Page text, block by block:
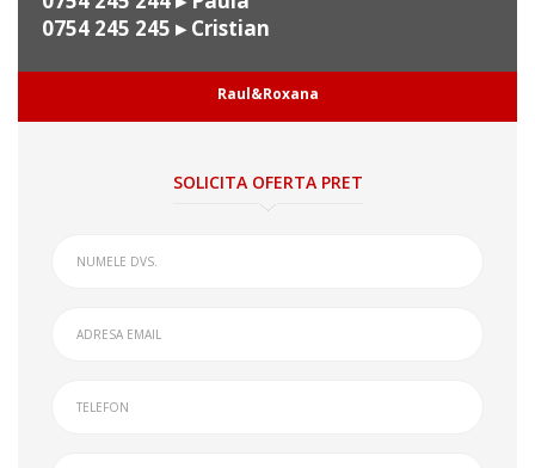
0754 245 245 ▸ Cristian
Raul&Roxana
SOLICITA OFERTA PRET